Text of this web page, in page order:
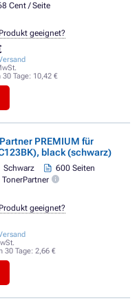
Cent / Seite
Tage: 10,42 €
geeignet?
PREMIUM für
black (schwarz)
Schwarz
600 Seiten
TonerPartner
30 Tage: 2,66 €
geeignet?